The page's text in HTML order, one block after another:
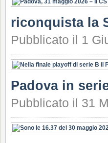
riconquista la
Pubblicato il 1
Padova in
Pubblicato il 31